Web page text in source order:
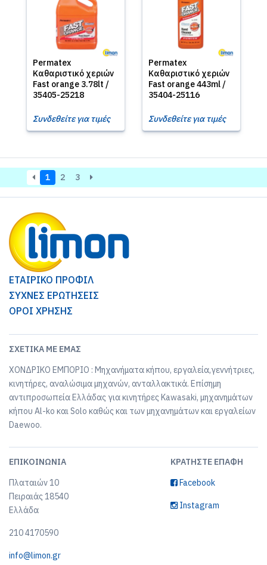
Permatex
Καθαριστικό χεριών
Fast orange 3.78lt /
35405-25218
Συνδεθείτε για τιμές
Permatex
Καθαριστικό χεριών
Fast orange 443ml /
35404-25116
Συνδεθείτε για τιμές
1 2 3
ΕΤΑΙΡΙΚΟ ΠΡΟΦΙΛ
ΣΥΧΝΕΣ ΕΡΩΤΗΣΕΙΣ
ΟΡΟΙ ΧΡΗΣΗΣ
ΣΧΕΤΙΚΆ ΜΕ ΕΜΆΣ
ΧΟΝΔΡΙΚΟ ΕΜΠΟΡΙΟ : Μηχανήματα κήπου, εργαλεία,γεννήτριες,
κινητήρες, αναλώσιμα μηχανών, ανταλλακτικά. Επίσημη
αντιπροσωπεία Ελλάδας για κινητήρες Kawasaki, μηχανημάτων
κήπου Al-ko και Solo καθώς και των μηχανημάτων και εργαλείων
Daewoo.
ΕΠΙΚΟΙΝΩΝΊΑ
Πλαταιών 10
Πειραιάς 18540
Ελλάδα
210 4170590
info@limon.gr
ΚΡΑΤΉΣΤΕ ΕΠΑΦΉ
Facebook
Instagram